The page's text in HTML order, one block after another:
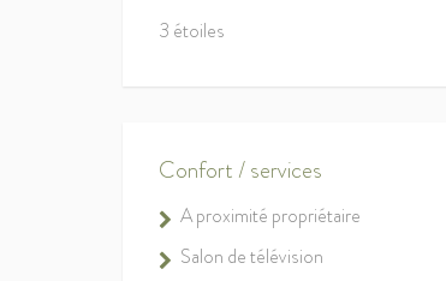
3 étoiles
Confort / services
A proximité propriétaire
Salon de télévision